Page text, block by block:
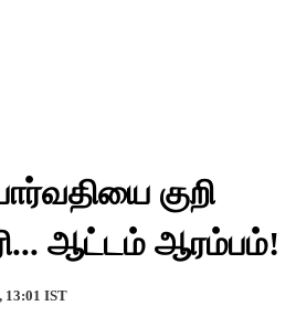
குறி
ஆட்டம் ஆரம்பம்!
13:01 IST